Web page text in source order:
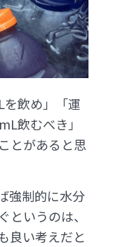
飲め」「運
むべき」
とがあると思
強制的に水分
というのは、
良い考えだと